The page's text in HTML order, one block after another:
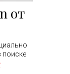
от
поиске